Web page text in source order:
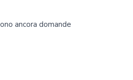
ancora domande